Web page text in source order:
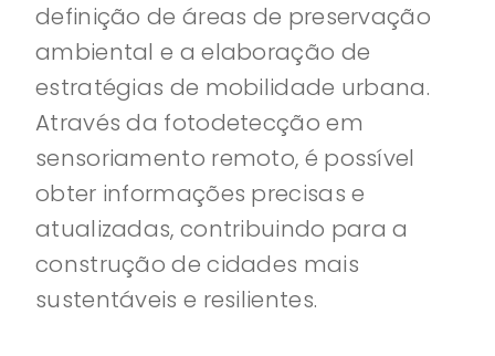
definição de áreas de preservação
ambiental e a elaboração de
estratégias de mobilidade urbana.
Através da fotodetecção em
sensoriamento remoto, é possível
obter informações precisas e
atualizadas, contribuindo para a
construção de cidades mais
sustentáveis e resilientes.